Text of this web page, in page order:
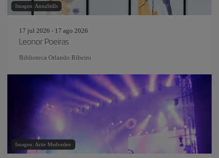
Imagen: AnnaStills
17 jul 2026 - 17 ago 2026
Leonor Poeiras
Biblioteca Orlando Ribeiro
Imagen: Artie Medvedev